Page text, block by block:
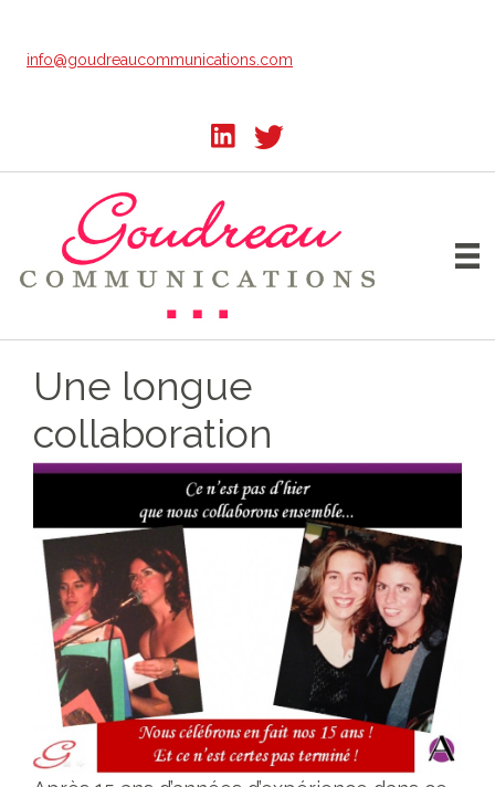
contenu
info@goudreaucommunications.com
Une longue
collaboration